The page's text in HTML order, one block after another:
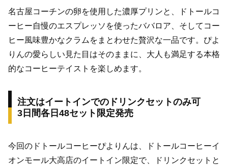
名古屋コーチンの卵を使用した濃厚プリンと、ドトールコ
ーヒー自慢のエスプレッソを使ったババロア、そしてコー
ヒー風味豊かなクラムをまとわせた贅沢な一品です。ぴよ
りんの愛らしい見た目はそのままに、大人も満足する本格
的なコーヒーテイストを楽しめます。
注文はイートインでのドリンクセットのみ可
3日間各日48セット限定発売
今回のドトールコーヒーぴよりんは、ドトールコーヒーイ
オンモール大高店のイートイン限定で、ドリンクセットと